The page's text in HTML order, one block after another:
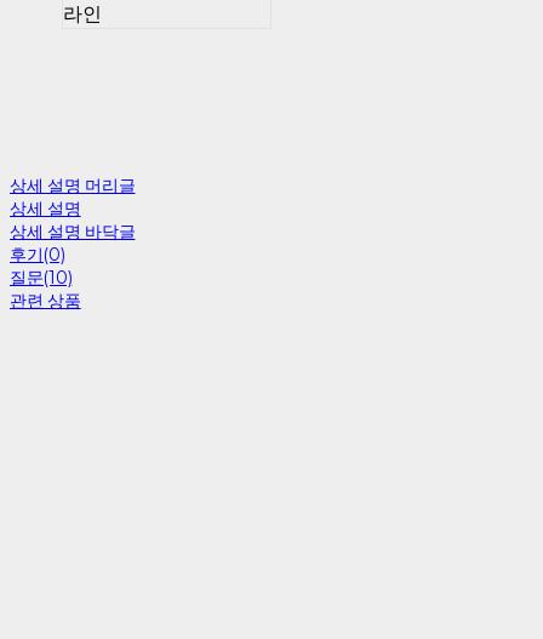
라인
상세 설명 머리글
상세 설명
상세 설명 바닥글
후기(0)
질문(10)
관련 상품